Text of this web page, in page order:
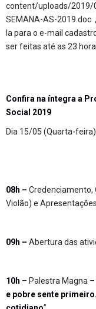
content/uploads/2019/
SEMANA-AS-2019.doc
la para o e-mail
ser feitas até as 23
Confira na íntegra a
Social 2019
Dia 15/05 (Quarta-feira)
08h – Credenciamento,
Violão) e
09h – Abertura das
10h – Palestra Magna –
e pobre sente